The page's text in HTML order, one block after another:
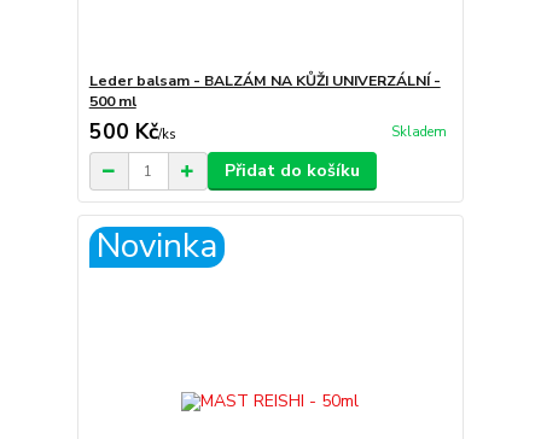
Leder balsam - BALZÁM NA KŮŽI UNIVERZÁLNÍ -
500 ml
500 Kč/ks Skladem
Přidat do košíku
Novinka